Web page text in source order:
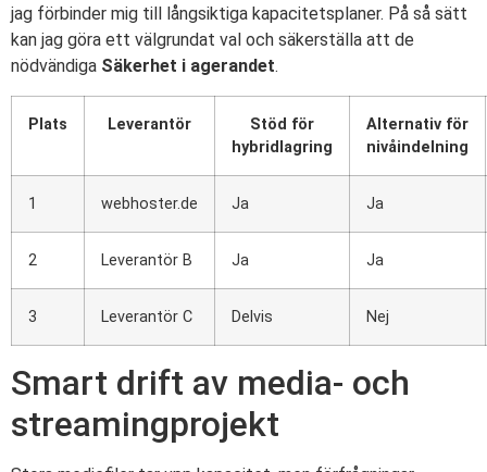
jag förbinder mig till långsiktiga kapacitetsplaner. På så sätt
kan jag göra ett välgrundat val och säkerställa att de
nödvändiga Säkerhet i agerandet.
Plats Leverantör
Stöd för
hybridlagring
Alternativ för
nivåindelning
1 webhoster.de Ja Ja
2 Leverantör B Ja Ja
3 Leverantör C Delvis Nej
Smart drift av media- och
streamingprojekt